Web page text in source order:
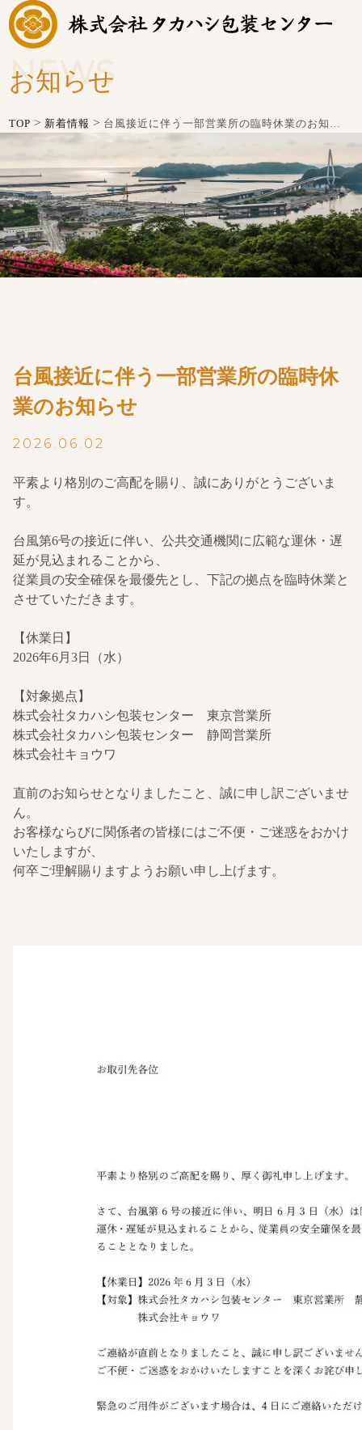
NEWS
お知らせ
TOP > 新着情報 > 台風接近に伴う一部営業所の臨時休業のお知らせ
台風接近に伴う一部営業所の臨時休
業のお知らせ
2026.06.02
平素より格別のご高配を賜り、誠にありがとうございま
す。
台風第6号の接近に伴い、公共交通機関に広範な運休・遅
延が見込まれることから、
従業員の安全確保を最優先とし、下記の拠点を臨時休業と
させていただきます。
【休業日】
2026年6月3日（水）
【対象拠点】
株式会社タカハシ包装センター 東京営業所
株式会社タカハシ包装センター 静岡営業所
株式会社キョウワ
直前のお知らせとなりましたこと、誠に申し訳ございませ
ん。
お客様ならびに関係者の皆様にはご不便・ご迷惑をおかけ
いたしますが、
何卒ご理解賜りますようお願い申し上げます。